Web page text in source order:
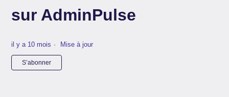
sur AdminPulse
il y a 10 mois Mise à jour
S’abonner